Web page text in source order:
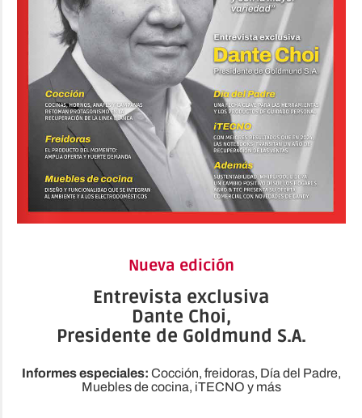
Nueva edición
Entrevista exclusiva
Dante Choi,
Presidente de Goldmund S.A.
Informes especiales: Cocción, freidoras, Día del Padre,
Muebles de cocina, iTECNO y más